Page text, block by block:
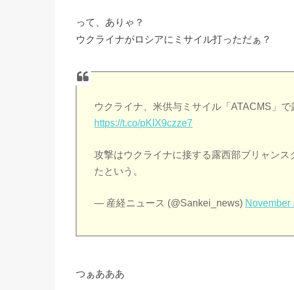
って、ありゃ？
ウクライナがロシアにミサイル打っただぁ？
ウクライナ、米供与ミサイル「ATACMS」
https://t.co/pKIX9czze7
攻撃はウクライナに接する露西部ブリャン
たという。
— 産経ニュース (@Sankei_news) November
つぁあああ